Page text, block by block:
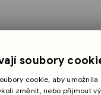
soubory
cookie, aby
změnit, nebo přijmout